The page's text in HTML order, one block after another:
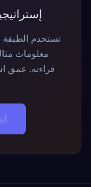
معلومات
قراءته. عمق